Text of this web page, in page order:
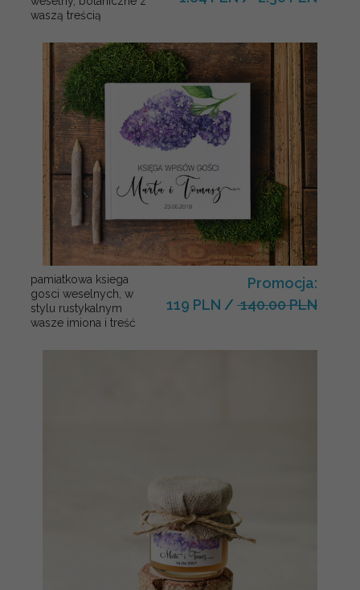
waszą treścią
pamiatkowa ksiega
gosci weselnych, w
stylu rustykalnym
wasze imiona i treść
Promocja:
119 PLN / 140.00 PLN